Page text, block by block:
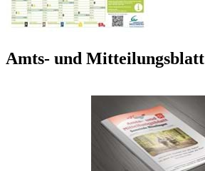
Amts- und Mitteilungsblatt